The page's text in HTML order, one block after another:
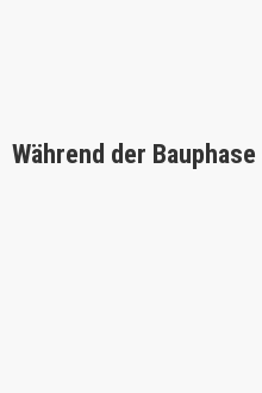
Während der